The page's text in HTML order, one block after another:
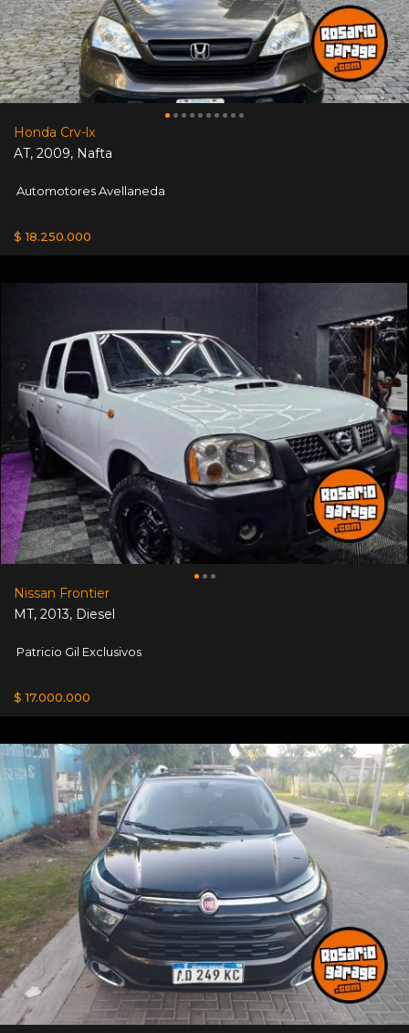
Honda Crv-lx
AT, 2009, Nafta
Automotores Avellaneda
$ 18.250.000
Nissan Frontier
MT, 2013, Diesel
Patricio Gil Exclusivos
$ 17.000.000